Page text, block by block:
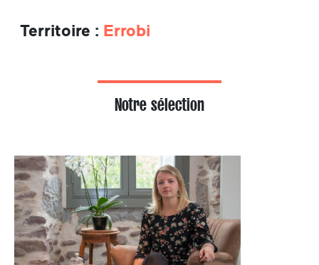
Territoire : Errobi
Notre sélection